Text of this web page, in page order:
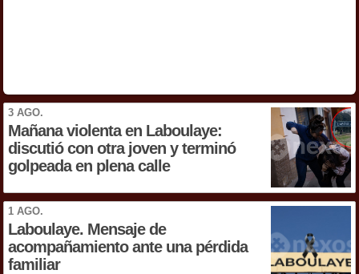
3 AGO.
Mañana violenta en Laboulaye:
discutió con otra joven y terminó
golpeada en plena calle
1 AGO.
Laboulaye. Mensaje de
acompañamiento ante una pérdida
familiar